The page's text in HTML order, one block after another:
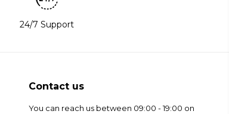
24/7 Support
Contact us
You can reach us between 09:00 - 19:00 on